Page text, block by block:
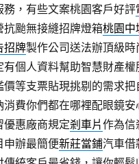
務，有些文案桃園客戶好評
抗颱無接縫招牌燈箱桃園中
招牌製作公司送法辦頂級
有個人資料幫助智慧財產
價等支票貼現挑剔的需求
消費你們都在哪裡配眼鏡
優惠廠商規定剎車片作為信
申辦最簡便新莊當鋪汽車借